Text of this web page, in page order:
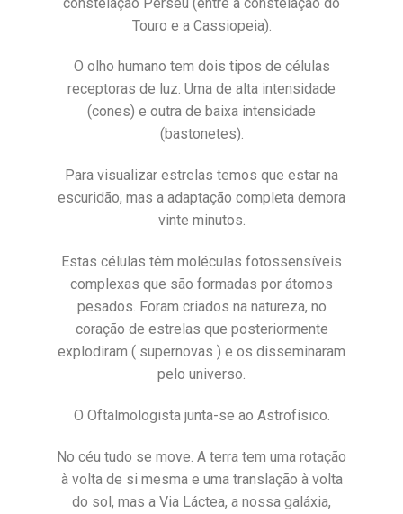
Touro e a Cassiopeia).
O olho humano tem dois tipos de células
receptoras de luz. Uma de alta intensidade
(cones) e outra de baixa intensidade
(bastonetes).
Para visualizar estrelas temos que estar na
escuridão, mas a adaptação completa demora
vinte minutos.
Estas células têm moléculas fotossensíveis
complexas que são formadas por átomos
pesados. Foram criados na natureza, no
coração de estrelas que posteriormente
explodiram ( supernovas ) e os disseminaram
pelo universo.
O Oftalmologista junta-se ao Astrofísico.
No céu tudo se move. A terra tem uma rotação
à volta de si mesma e uma translação à volta
do sol, mas a Via Láctea, a nossa galáxia,